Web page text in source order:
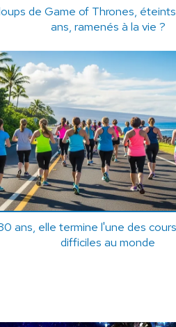
de Game of Thrones,
ans, ramenés à la vie ?
ans, elle termine l'une des
difficiles au monde